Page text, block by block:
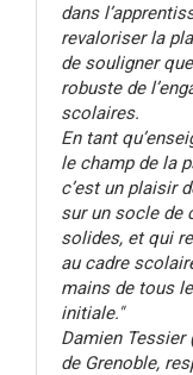
dans
revaloriser la
de souligner
robuste de
scolaires.
En tant
le champ de la
c’est un plaisir
sur un socle de
solides, et qui
au cadre
mains de tous
initiale."
Damien Tessier
de Grenoble,